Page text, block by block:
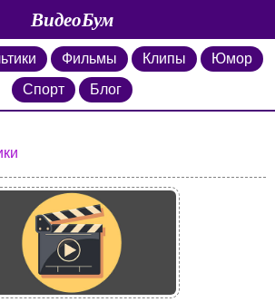
ВидеоБум
Фильмы Клипы
Юмор
Спорт
Блог